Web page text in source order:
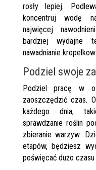
rosły lepiej.
koncentruj wodę
najwięcej
bardziej wydajne
nawadnianie
Podziel swoje
Podziel pracę w
zaoszczędzić czas.
każdego dnia,
sprawdzanie roślin
zbieranie warzyw.
etapów, będziesz
poświęcać dużo